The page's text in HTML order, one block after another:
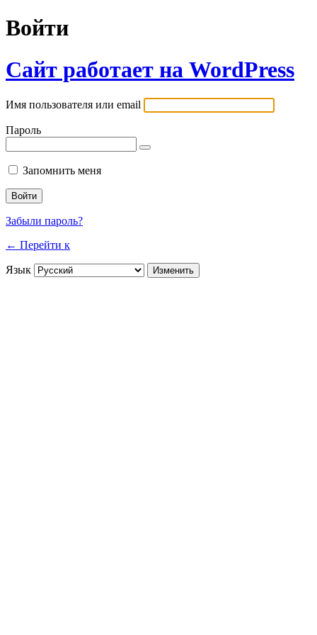
Войти
Сайт работает на WordPress
Имя пользователя или email
Пароль
Запомнить меня
Забыли пароль?
← Перейти к
Язык